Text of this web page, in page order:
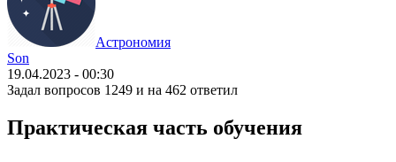
Астрономия
Son
19.04.2023 - 00:30
Задал вопросов 1249 и на 462 ответил
Практическая часть обучения